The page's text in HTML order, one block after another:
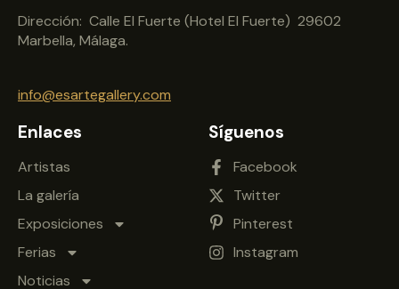
Dirección: Calle El Fuerte (Hotel El Fuerte) 29602
Marbella, Málaga.
info@esartegallery.com
Enlaces
Artistas
La galería
Exposiciones
Ferias
Noticias
Síguenos
Facebook
Twitter
Pinterest
Instagram